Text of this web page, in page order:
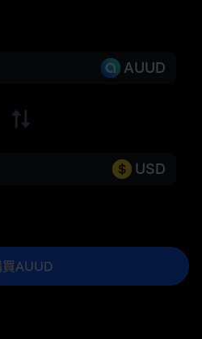
AUUD
USD
買AUUD